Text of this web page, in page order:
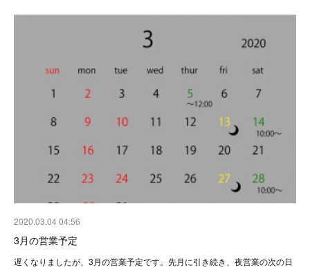
2020.03.04 04:56
3月の営業予定
遅くなりましたが、3月の営業予定です。先月に引き続き、夜営業の次の日